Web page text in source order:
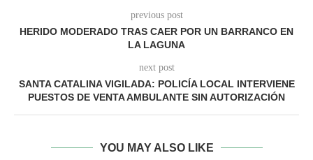
previous post
HERIDO MODERADO TRAS CAER POR UN BARRANCO EN
LA LAGUNA
next post
SANTA CATALINA VIGILADA: POLICÍA LOCAL INTERVIENE
PUESTOS DE VENTA AMBULANTE SIN AUTORIZACIÓN
YOU MAY ALSO LIKE